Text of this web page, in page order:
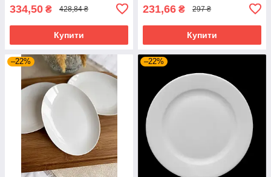
334,50 ₴ 428,84 ₴
Купити
231,66 ₴ 297 ₴
Купити
–22% –22%